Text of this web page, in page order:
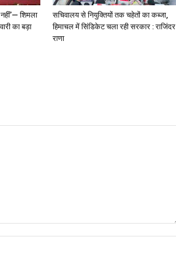
शिमला
का बड़ा
सचिवालय से नियुक्तियों तक चहेतों का कब्जा,
हिमाचल में सिंडिकेट चला रही सरकार : राजिंदर
राणा